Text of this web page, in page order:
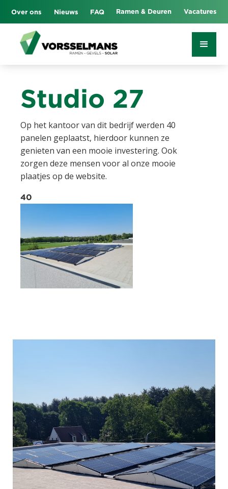
Over ons Nieuws FAQ Ramen & Deuren Vacatures
Studio 27
Op het kantoor van dit bedrijf werden 40
panelen geplaatst, hierdoor kunnen ze
genieten van een mooie investering. Ook
zorgen deze mensen voor al onze mooie
plaatjes op de website.
40